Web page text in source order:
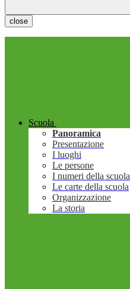
close
Scuola
Panoramica
Presentazione
I luoghi
Le persone
I numeri della scuola
Le carte della scuola
Organizzazione
La storia